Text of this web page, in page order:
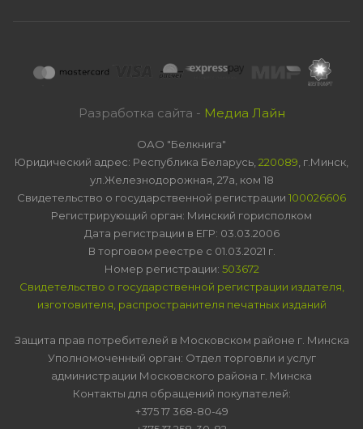
Разработка сайта - Медиа Лайн
ОАО "Белкнига"
Юридический адрес: Республика Беларусь, 220089 , г.Минск,
ул.Железнодорожная, 27а, ком 18
Свидетельство о государственной регистрации 100026606
Регистрирующий орган: Минский горисполком
Дата регистрации в ЕГР: 03.03.2006
В торговом реестре с 01.03.2021 г.
Номер регистрации: 503672
Свидетельство о государственной регистрации издателя,
изготовителя, распространителя печатных изданий
Защита прав потребителей в Московском районе г. Минска
Уполномоченный орган: Отдел торговли и услуг
администрации Московского района г. Минска
Контакты для обращений покупателей:
+375 17 368-80-49